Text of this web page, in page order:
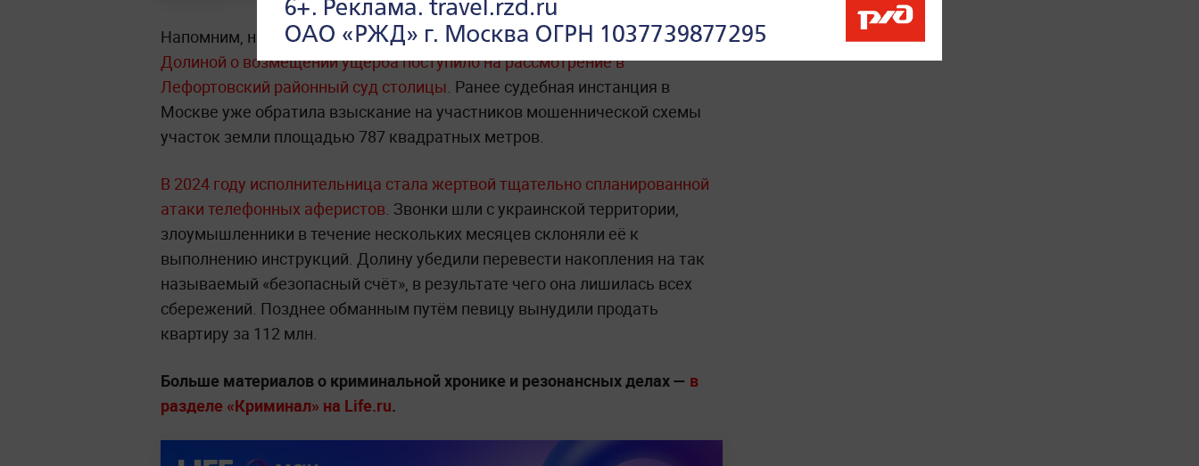
Напомним, накануне стало известно, чтоисковое заявление Ларисы
Долиной о возмещении ущерба поступило на рассмотрение в
Лефортовский районный суд столицы. Ранее судебная инстанция в
Москве уже обратила взыскание на участников мошеннической схемы
участок земли площадью 787 квадратных метров.
В 2024 году исполнительница стала жертвой тщательно спланированной
атаки телефонных аферистов. Звонки шли с украинской территории,
злоумышленники в течение нескольких месяцев склоняли её к
выполнению инструкций. Долину убедили перевести накопления на так
называемый «безопасный счёт», в результате чего она лишилась всех
сбережений. Позднее обманным путём певицу вынудили продать
квартиру за 112 млн.
Больше материалов о криминальной хронике и резонансных делах — в
разделе «Криминал» на Life.ru.